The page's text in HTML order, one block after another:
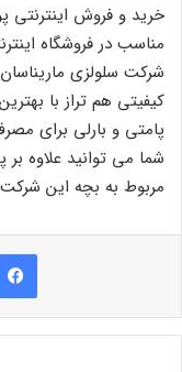
خرید و فروش اینترنتی
مناسب در فروشگاه
شرکت سلولزی
کیفیتی هم تراز با
پامتی و بارلی برای
شما می توانید علاوه
مربوط به بچه این شرکت